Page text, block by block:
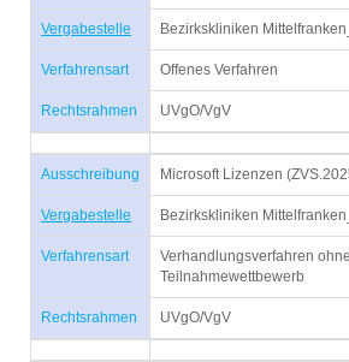
Vergabestelle Bezirkskliniken
Verfahrensart Offenes Verfahren
Rechtsrahmen UVgO/VgV
Ausschreibung Microsoft Lizenzen
Vergabestelle Bezirkskliniken
Verfahrensart
Verhandlungsverfahren ohne
Teilnahmewettbewerb
Rechtsrahmen UVgO/VgV